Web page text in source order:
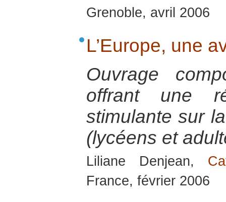
Grenoble, avril 2006
L’Europe, une
Ouvrage
offrant une
stimulante sur
(lycéens et
Liliane Denjean,
France, février 2006